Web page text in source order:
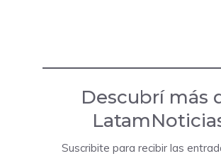
Descubrí más
Suscribite para recibir las